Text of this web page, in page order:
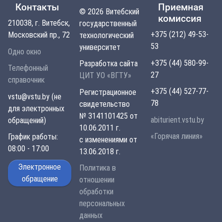
Контакты
210038, г. Витебск,
Московский пр., 72
Одно окно
Телефонный
справочник
vstu@vstu.by (не
для электронных
обращений)
График работы:
08:00 - 17:00
Электронное
обращение
© 2026 Витебский
государственный
технологический
университет
Разработка сайта
ЦИТ УО «ВГТУ»
Регистрационное
свидетельство
№ 3141101425 от
10.06.2011 г.
с изменениями от
13.06.2018 г.
Политика в
отношении
обработки
персональных
данных
Приемная
комиссия
+375 (212) 49-53-
53
+375 (44) 580-99-
27
+375 (44) 527-77-
78
abiturient.vstu.by
«Горячая линия»